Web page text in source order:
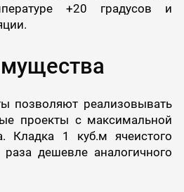
+20 градусов и
позволяют реализовывать
проекты с максимальной
Кладка 1 куб.м ячеистого
дешевле аналогичного